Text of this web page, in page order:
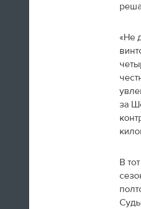
сборной России не будет.
Салют после церемонии
«Не
за
В